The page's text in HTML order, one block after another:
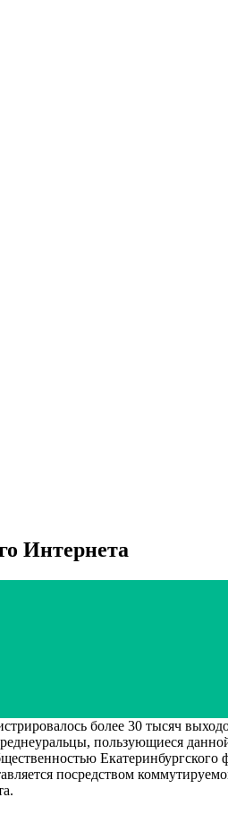
Интернета
более 30 тысяч
пользующиеся
посредством